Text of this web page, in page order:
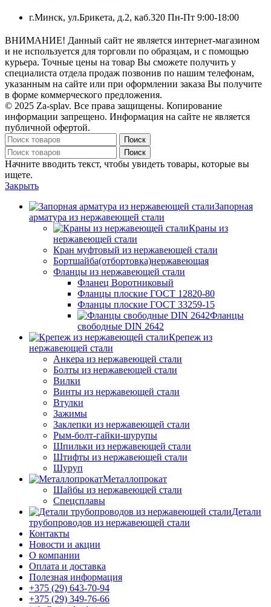
г.Минск, ул.Брикета, д.2, каб.320 Пн-Пт 9:00-18:00
ВНИМАНИЕ! Данный сайт не является интернет-магазином
и не используется для торговли по образцам, и с помощью
курьера. Точные цены на товар Вы сможете получить у
специалиста отдела продаж позвонив по нашим телефонам,
указанным на сайте или при оформлении заказа Вы получите
в форме коммерческого предложения.
© 2025 Za-splav. Все права защищены. Копирование
информации запрещено. Информация на сайте не является
публичной офертой.
Поиск
Поиск
Начните вводить текст, чтобы увидеть товары, которые вы
ищете.
Закрыть
Запорная
арматура из нержавеющей стали
Краны из
нержавеющей стали
Кран муфтовый из нержавеющей стали
Бортшайба(отбортовка)нержавеющая
Фланцы из нержавеющей стали
Фланец Воротниковый
Фланцы плоские ГОСТ 12820-80
Фланцы плоские ГОСТ 33259-15
Фланцы
свободные DIN 2642
Крепеж из
нержавеющей стали
Анкера из нержавеющей стали
Болты из нержавеющей стали
Вилки
Винты из нержавеющей стали
Втулки
Зажимы
Заклепки из нержавеющей стали
Рым-болт-гайки-шурупы
Шпильки из нержавеющей стали
Штифты из нержавеющей стали
Шуруп
Металлопрокат
Шайбы из нержавеющей стали
Спецсплавы
Детали
трубопроводов из нержавеющей стали
Контакты
Новости и акции
О компании
Оплата и доставка
Полезная информация
+375 (29) 643-70-94
+375 (29) 349-76-66